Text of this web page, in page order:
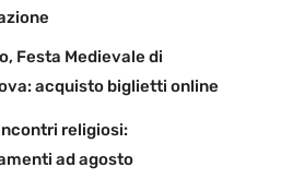
Festa Medievale di
acquisto biglietti online
religiosi:
ad agosto